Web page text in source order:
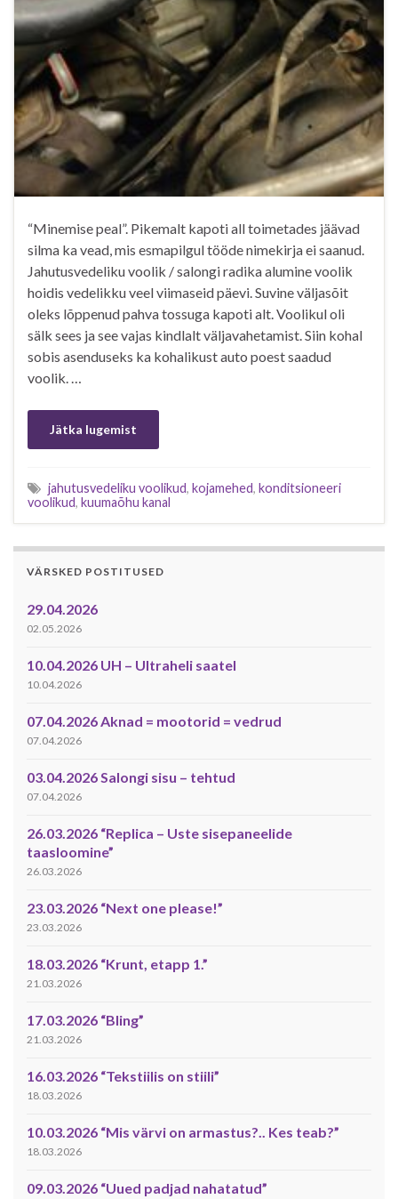
“Minemise peal”. Pikemalt kapoti all toimetades jäävad
silma ka vead, mis esmapilgul tööde nimekirja ei saanud.
Jahutusvedeliku voolik / salongi radika alumine voolik
hoidis vedelikku veel viimaseid päevi. Suvine väljasõit
oleks lõppenud pahva tossuga kapoti alt. Voolikul oli
sälk sees ja see vajas kindlalt väljavahetamist. Siin kohal
sobis asenduseks ka kohalikust auto poest saadud
voolik. …
Jätka lugemist
jahutusvedeliku voolikud, kojamehed, konditsioneeri
voolikud, kuumaõhu kanal
VÄRSKED POSTITUSED
29.04.2026
02.05.2026
10.04.2026 UH – Ultraheli saatel
10.04.2026
07.04.2026 Aknad = mootorid = vedrud
07.04.2026
03.04.2026 Salongi sisu – tehtud
07.04.2026
26.03.2026 “Replica – Uste sisepaneelide
taasloomine”
26.03.2026
23.03.2026 “Next one please!”
23.03.2026
18.03.2026 “Krunt, etapp 1.”
21.03.2026
17.03.2026 “Bling”
21.03.2026
16.03.2026 “Tekstiilis on stiili”
18.03.2026
10.03.2026 “Mis värvi on armastus?.. Kes teab?”
18.03.2026
09.03.2026 “Uued padjad nahatatud”